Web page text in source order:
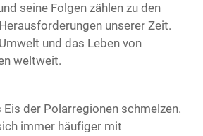
seine Folgen zählen zu den
unserer Zeit.
und das Leben von
weltweit.
der Polarregionen schmelzen.
immer häufiger mit